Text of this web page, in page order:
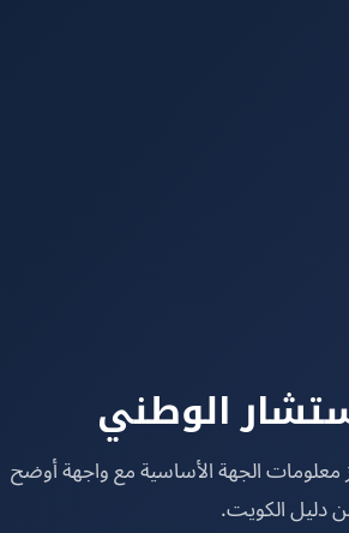
الوطني
الجهة الأساسية مع واجهة أوضح
الكويت.